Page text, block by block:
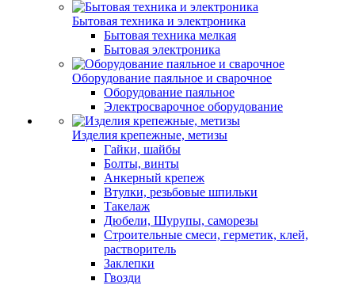
Бытовая техника и электроника
Бытовая техника мелкая
Бытовая электроника
Оборудование паяльное и сварочное
Оборудование паяльное
Электросварочное оборудование
Изделия крепежные, метизы
Гайки, шайбы
Болты, винты
Анкерный крепеж
Втулки, резьбовые шпильки
Такелаж
Дюбели, Шурупы, саморезы
Строительные смеси, герметик, клей,
растворитель
Заклепки
Гвозди